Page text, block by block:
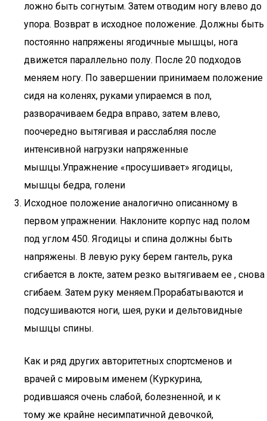
ложно быть согнутым. Затем отводим ногу влево до
упора. Возврат в исходное положение. Должны быть
постоянно напряжены ягодичные мышцы, нога
движется параллельно полу. После 20 подходов
меняем ногу. По завершении принимаем положение
сидя на коленях, руками упираемся в пол,
разворачиваем бедра вправо, затем влево,
поочередно вытягивая и расслабляя после
интенсивной нагрузки напряженные
мышцы.Упражнение «просушивает» ягодицы,
мышцы бедра, голени
Исходное положение аналогично описанному в
первом упражнении. Наклоните корпус над полом
под углом 450. Ягодицы и спина должны быть
напряжены. В левую руку берем гантель, рука
сгибается в локте, затем резко вытягиваем ее , снова
сгибаем. Затем руку меняем.Прорабатываются и
подсушиваются ноги, шея, руки и дельтовидные
мышцы спины.
Как и ряд других авторитетных спортсменов и
врачей с мировым именем (Куркурина,
родившаяся очень слабой, болезненной, и к
тому же крайне несимпатичной девочкой,